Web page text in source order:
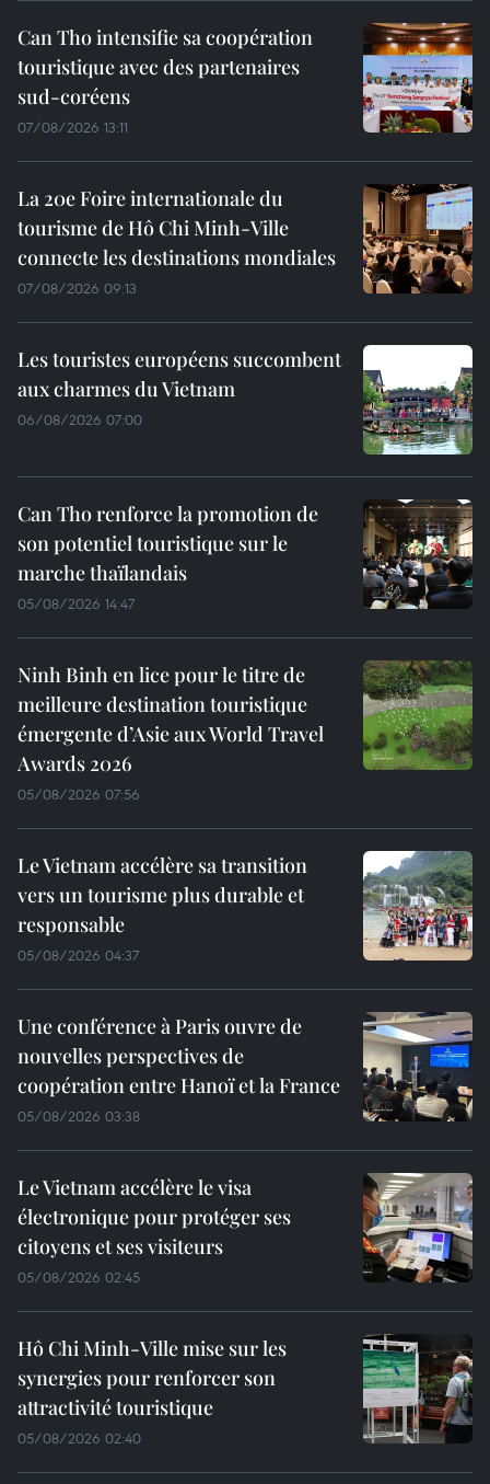
Can Tho intensifie sa coopération
touristique avec des partenaires
sud-coréens
07/08/2026 13:11
La 20e Foire internationale du
tourisme de Hô Chi Minh-Ville
connecte les destinations mondiales
07/08/2026 09:13
Les touristes européens succombent
aux charmes du Vietnam
06/08/2026 07:00
Can Tho renforce la promotion de
son potentiel touristique sur le
marche thaïlandais
05/08/2026 14:47
Ninh Binh en lice pour le titre de
meilleure destination touristique
émergente d’Asie aux World Travel
Awards 2026
05/08/2026 07:56
Le Vietnam accélère sa transition
vers un tourisme plus durable et
responsable
05/08/2026 04:37
Une conférence à Paris ouvre de
nouvelles perspectives de
coopération entre Hanoï et la France
05/08/2026 03:38
Le Vietnam accélère le visa
électronique pour protéger ses
citoyens et ses visiteurs
05/08/2026 02:45
Hô Chi Minh-Ville mise sur les
synergies pour renforcer son
attractivité touristique
05/08/2026 02:40